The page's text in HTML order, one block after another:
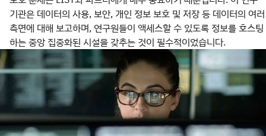
기관은 데이터의 사용, 보안, 개인 정보 보호 및 저장 등 데이터의 여러
측면에 대해 보고하며, 연구원들이 액세스할 수 있도록 정보를 호스팅
하는 중앙 집중화된 시설을 갖추는 것이 필수적이었습니다.